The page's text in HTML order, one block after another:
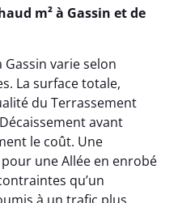
m² à Gassin et de
Gassin varie selon
La surface totale,
du Terrassement
avant
le coût. Une
une Allée en enrobé
qu’un